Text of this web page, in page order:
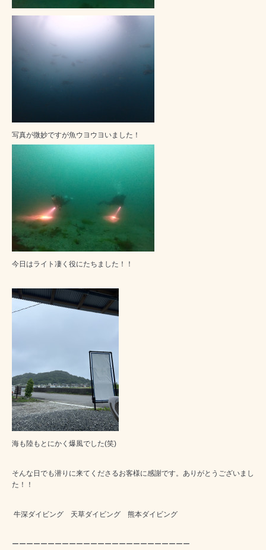
写真が微妙ですが魚ウヨウヨいました！
今日はライト凄く役にたちました！！
海も陸もとにかく爆風でした(笑)
そんな日でも潜りに来てくださるお客様に感謝です。ありがとうございまし
た！！
牛深ダイビング 天草ダイビング 熊本ダイビング
ーーーーーーーーーーーーーーーーーーーーーーーーー